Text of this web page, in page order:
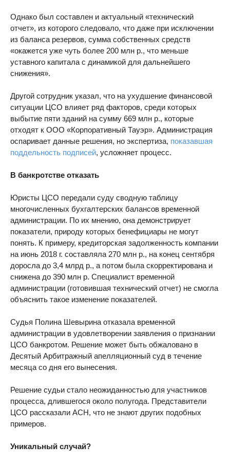
Однако был составлен и актуальный «технический
отчет», из которого следовало, что даже при исключении
из баланса резервов, сумма собственных средств
«окажется уже чуть более 200 млн р., что меньше
уставного капитала с динамикой для дальнейшего
снижения».
Другой сотрудник указал, что на ухудшение финансовой
ситуации ЦСО влияет ряд факторов, среди которых
выбытие пяти зданий на сумму 669 млн р., которые
отходят к ООО «Корпоративный Тауэр». Администрация
оспаривает данные решения, но экспертиза, показавшая
поддельность подписей, усложняет процесс.
В банкротстве отказать
Юристы ЦСО передали суду сводную таблицу
многочисленных бухгалтерских балансов временной
администрации. По их мнению, она демонстрирует
показатели, природу которых бенефициары не могут
понять. К примеру, кредиторская задолженность компании
на июнь 2018 г. составляла 270 млн р., на конец сентября
доросла до 3,4 млрд р., а потом была скорректирована и
снижена до 390 млн р. Специалист временной
администрации (готовившая технический отчет) не смогла
объяснить такое изменение показателей.
Судья Полина Шевырина отказала временной
администрации в удовлетворении заявления о признании
ЦСО банкротом. Решение может быть обжаловано в
Десятый Арбитражный апелляционный суд в течение
месяца со дня его вынесения.
Решение судьи стало неожиданностью для участников
процесса, длившегося около полугода. Представители
ЦСО рассказали АСН, что не знают других подобных
примеров.
Уникальный случай?